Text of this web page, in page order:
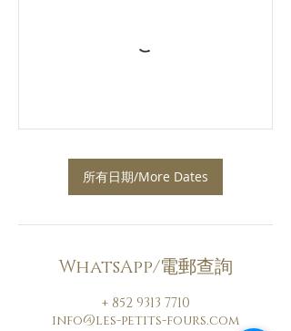
所有日期/More Dates
WhatsApp/電郵查詢
+ 852 9313 7710
info@les-petits-fours.com